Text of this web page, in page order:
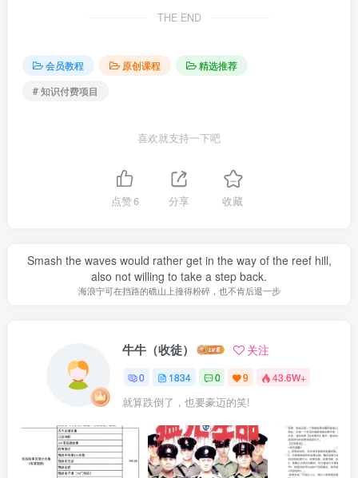
THE END
会员教程 原创课程
精选推荐
# 知识付费项目
喜欢就支持一下吧
点赞6 分享 收藏
Smash the waves would rather get in the way of the reef hill,
also not willing to take a step back.
海浪宁可在挡路的礁山上撞得粉碎，也不肯后退一步
牛牛（收徒） 关注
0 1834 0 9 43.6W+
就算跌倒了，也要豪迈的笑!